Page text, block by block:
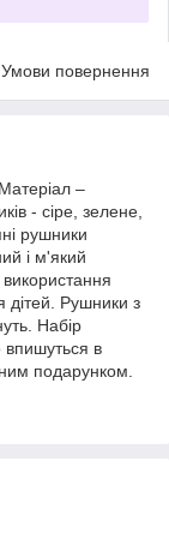
Умови повернення
–
- сіре, зелене,
рушники
і м'який
дітей. Рушники з
Набір
впишуться в
подарунком.